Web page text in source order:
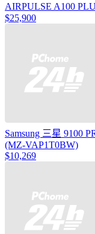
AIRPULSE A100
$25,900
Samsung 三星 9100
(MZ-VAP1T0BW)
$10,269